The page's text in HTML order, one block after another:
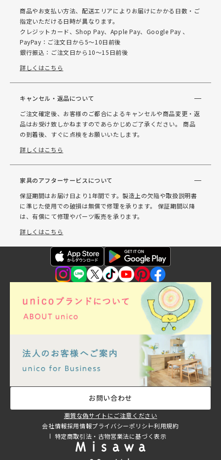
商品やお支払い方法、配送エリアによりお届けにかかる日数・ご
指定いただける日時が異なります。
クレジットカード、Shop Pay、Apple Pay、Google Pay 、
PayPay：ご注文日から5～10日前後
銀行振込：ご注文日から10～15日前後
詳しくはこちら
キャンセル・返品について
ご注文確定後、お客様のご都合によるキャンセルや商品変更・返
品はお受け致しかねますのであらかじめご了承ください。 商品
の到着後、すぐに点検をお願いいたします。
詳しくはこちら
家具のアフターサービスについて
保証期間はお届け日より1年間です。製造上の欠陥や取扱説明書
に準じた使用での破損は無償で修理を承ります。 保証期間以降
は、有償にて修理やパーツ販売を承ります。
詳しくはこちら
お問い合わせ
悪質な偽サイトにご注意ください
会社情報採用情報プライバシーポリシー利用規約
特定商取引法・古物営業法に基づく表示